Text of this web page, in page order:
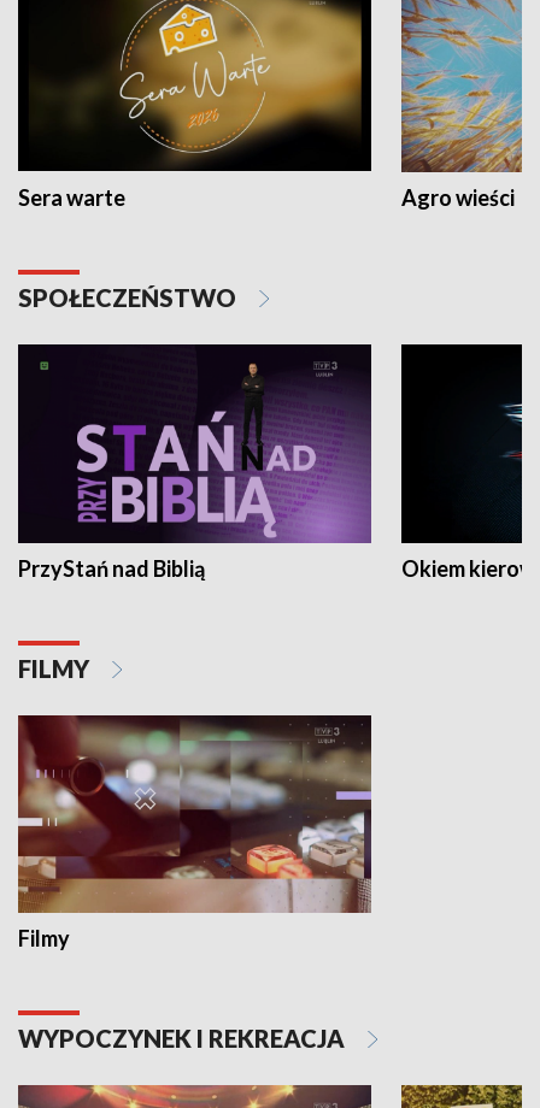
Sera warte Agro wieści
SPOŁECZEŃSTWO
PrzyStań nad Biblią Okiem
FILMY
Filmy
WYPOCZYNEK I REKREACJA